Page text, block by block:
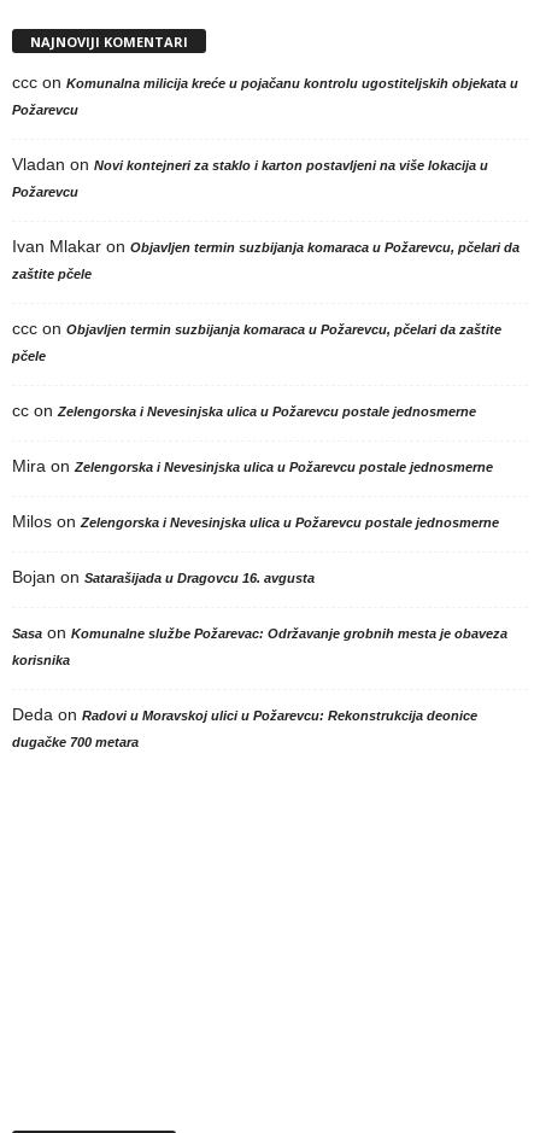
NAJNOVIJI KOMENTARI
ccc on Komunalna milicija kreće u pojačanu kontrolu ugostiteljskih objekata u
Požarevcu
Vladan on Novi kontejneri za staklo i karton postavljeni na više lokacija u
Požarevcu
Ivan Mlakar on Objavljen termin suzbijanja komaraca u Požarevcu, pčelari da
zaštite pčele
ccc on Objavljen termin suzbijanja komaraca u Požarevcu, pčelari da zaštite
pčele
cc on Zelengorska i Nevesinjska ulica u Požarevcu postale jednosmerne
Mira on Zelengorska i Nevesinjska ulica u Požarevcu postale jednosmerne
Milos on Zelengorska i Nevesinjska ulica u Požarevcu postale jednosmerne
Bojan on Satarašijada u Dragovcu 16. avgusta
Sasa on Komunalne službe Požarevac: Održavanje grobnih mesta je obaveza
korisnika
Deda on Radovi u Moravskoj ulici u Požarevcu: Rekonstrukcija deonice
dugačke 700 metara